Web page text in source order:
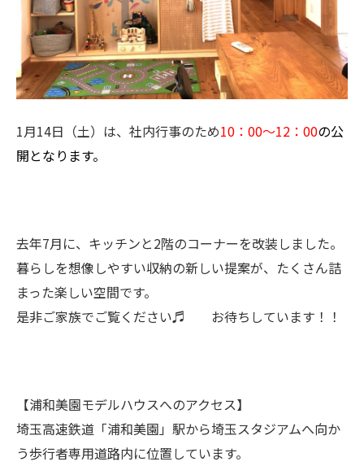
1月14日（土）は、社内行事のため10：00～12：00の公
開となります。
去年7月に、キッチンと2階のコーナーを改装しました。
暮らしを想像しやすい収納の新しい提案が、たくさん詰
まった楽しい空間です。
是非ご家族でご覧ください♬ お待ちしています！！
【浦和美園モデルハウスへのアクセス】
埼玉高速鉄道「浦和美園」駅から埼玉スタジアムへ向か
う歩行者専用道路内に位置しています。